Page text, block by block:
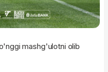
mashg'ulotni olib